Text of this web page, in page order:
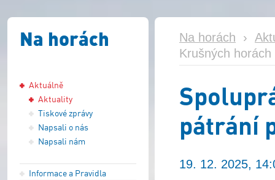
Na horách
Aktuálně
Aktuality
Tiskové zprávy
Napsali o nás
Napsali nám
Informace a Pravidla
Na horách ›
Krušných
pátrání
19. 12. 2025,